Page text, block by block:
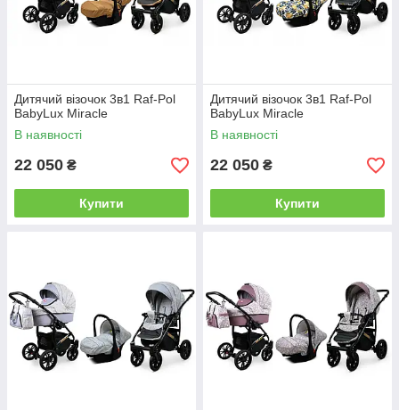
Дитячий візочок 3в1 Raf-Pol
BabyLux Miracle
В наявності
22 050 ₴
Купити
Дитячий візочок 3в1 Raf-Pol
BabyLux Miracle
В наявності
22 050 ₴
Купити